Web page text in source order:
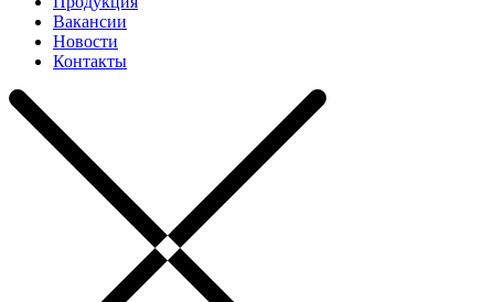
Вакансии
Новости
Контакты